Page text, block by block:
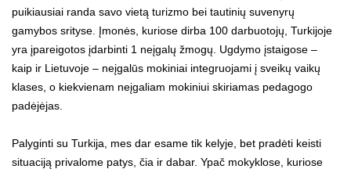
puikiausiai randa savo vietą turizmo bei tautinių suvenyrų
gamybos srityse. Įmonės, kuriose dirba 100 darbuotojų, Turkijoje
yra įpareigotos įdarbinti 1 neįgalų žmogų. Ugdymo įstaigose –
kaip ir Lietuvoje – neįgalūs mokiniai integruojami į sveikų vaikų
klases, o kiekvienam neįgaliam mokiniui skiriamas pedagogo
padėjėjas.
Palyginti su Turkija, mes dar esame tik kelyje, bet pradėti keisti
situaciją privalome patys, čia ir dabar. Ypač mokyklose, kuriose